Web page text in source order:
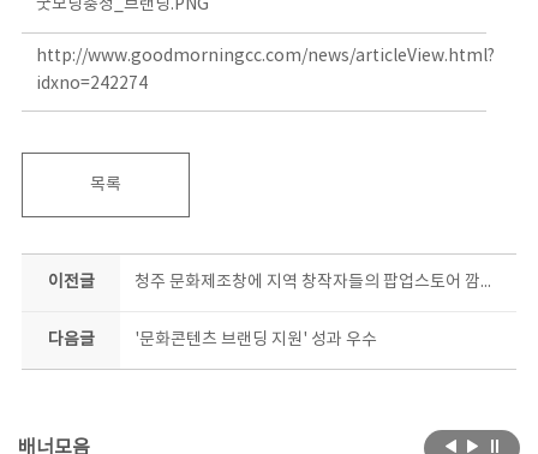
굿모닝충청_브랜딩.PNG
http://www.goodmorningcc.com/news/articleView.html?
idxno=242274
목록
이전글 청주 문화제조창에 지역 창작자들의 팝업스토어 깜짝 등장
다음글 '문화콘텐츠 브랜딩 지원' 성과 우수
배너모음